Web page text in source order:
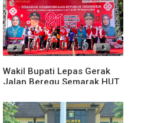
Wakil Bupati Lepas Gerak
Jalan Beregu Semarak HUT